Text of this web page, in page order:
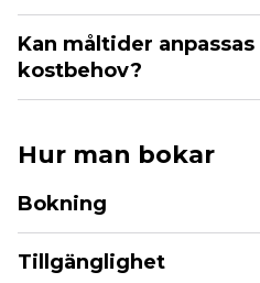
Kan måltider
kostbehov?
Hur man bokar
Bokning
Tillgänglighet